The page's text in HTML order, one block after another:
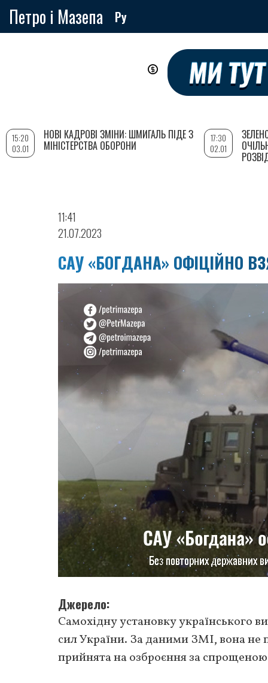
Петро і Мазепа Ру
11:41
21.07.2023
САУ «БОГДАНА» ОФІЦІЙНО
Джерело
Самохідну установку українського
сил України. За даними ЗМІ, вона не
прийнята на озброєння за
15:20
03.01
НОВІ КАДРОВІ ЗМІНИ: ШМИГАЛЬ ПІДЕ З
МІНІСТЕРСТВА ОБОРОНИ
17:30
02.01